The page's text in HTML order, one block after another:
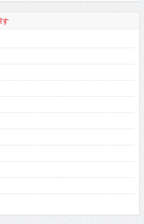
す